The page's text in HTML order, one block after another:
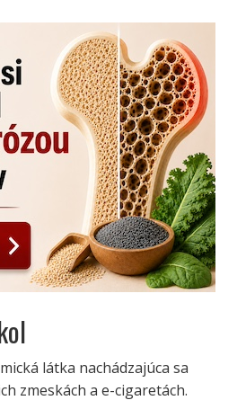
látka nachádzajúca sa
zmeskách a e-cigaretách.